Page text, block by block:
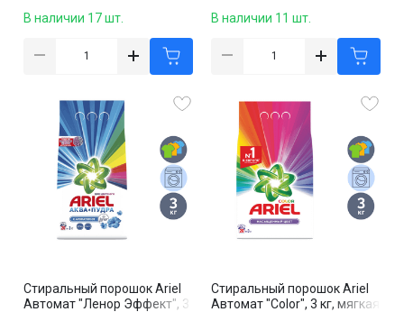
В наличии 17 шт. В наличии 11 шт.
Стиральный порошок Ariel
Автомат "Ленор Эффект", 3
Стиральный порошок Ariel
Автомат "Color", 3 кг, мягкая